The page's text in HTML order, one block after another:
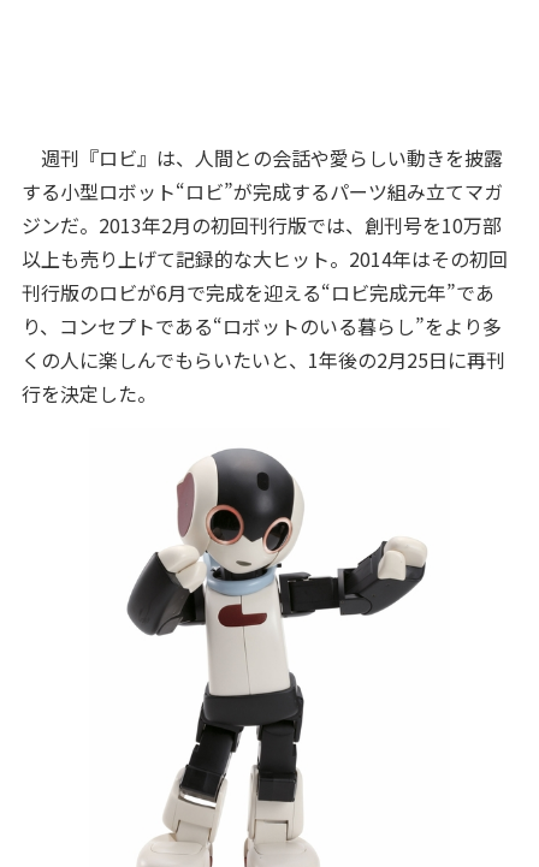
週刊『ロビ』は、人間との会話や愛らしい動きを披露
する小型ロボット“ロビ”が完成するパーツ組み立てマガ
ジンだ。2013年2月の初回刊行版では、創刊号を10万部
以上も売り上げて記録的な大ヒット。2014年はその初回
刊行版のロビが6月で完成を迎える“ロビ完成元年”であ
り、コンセプトである“ロボットのいる暮らし”をより多
くの人に楽しんでもらいたいと、1年後の2月25日に再刊
行を決定した。